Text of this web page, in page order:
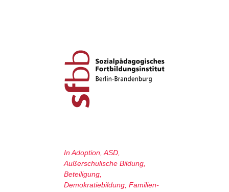
In Adoption ASD
Außerschulische Bildung
Beteiligung
Demokratiebildung Familien-